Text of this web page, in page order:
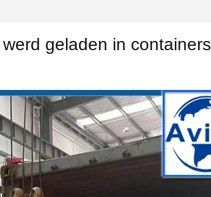
geladen in containers